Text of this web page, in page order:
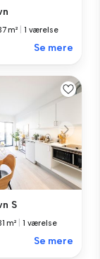
m² 1 værelse
Se mere
S
m² 1 værelse
Se mere